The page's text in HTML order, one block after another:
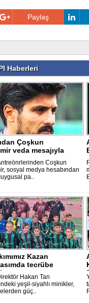
Paylaş
Haberleri
Çoşkun
veda mesajıyla
Coşkun
sosyal medya hesabından
pa..
Kazan
tecrübe
Hakan Tan
yeşil-siyahlı minikler,
güç..